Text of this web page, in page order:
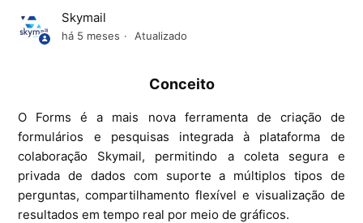
Hospedagem De Sites
Backup
Skybox
Citrix XenServer Agent
Skymail
há 5 meses Atualizado
Conceito
O Forms é a mais nova ferramenta de criação de
formulários e pesquisas integrada à plataforma de
colaboração Skymail, permitindo a coleta segura e
privada de dados com suporte a múltiplos tipos de
perguntas, compartilhamento flexível e visualização de
resultados em tempo real por meio de gráficos.